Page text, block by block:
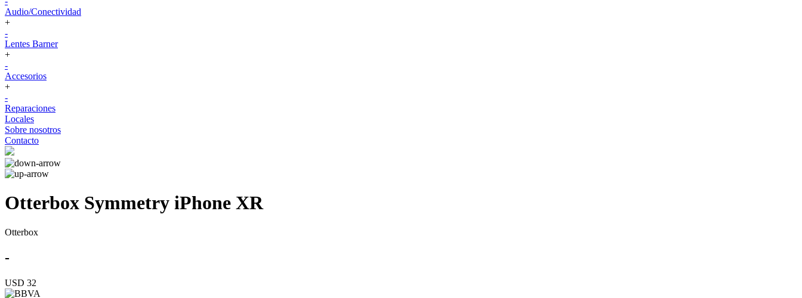
Audio/Conectividad
+
-
Lentes Barner
+
-
Accesorios
+
-
Reparaciones
Locales
Sobre nosotros
Contacto
Otterbox Symmetry iPhone XR
Otterbox
-
USD 32